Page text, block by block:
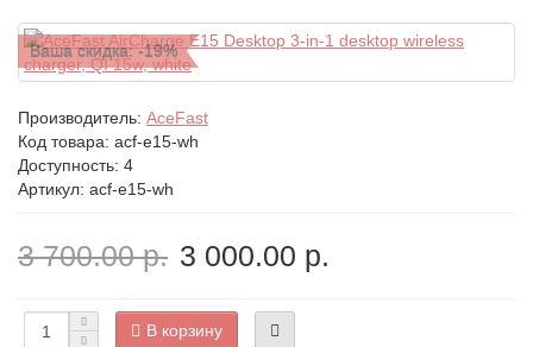
Ваша скидка: -19%
Производитель: AceFast
Код товара: acf-e15-wh
Доступность: 4
Артикул: acf-e15-wh
3 700.00 р. 3 000.00 р.
В корзину